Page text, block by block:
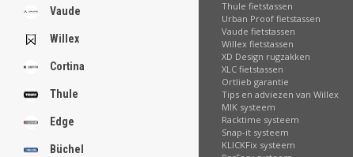
Vaude
Willex
Cortina
Thule
Edge
Büchel
Thule fietstassen
Urban Proof fietstassen
Vaude fietstassen
Willex fietstassen
XD Design rugzakken
XLC fietstassen
Ortlieb garantie
Tips en adviezen van Willex
MIK systeem
Racktime systeem
Snap-it systeem
KLICKFix systeem